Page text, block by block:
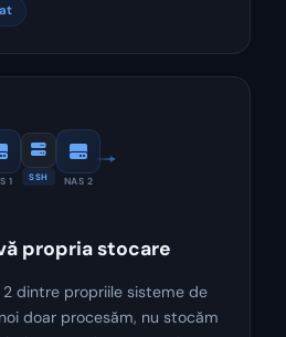
1 SSH NAS 2
propria stocare
dintre propriile sisteme de
doar procesăm, nu stocăm